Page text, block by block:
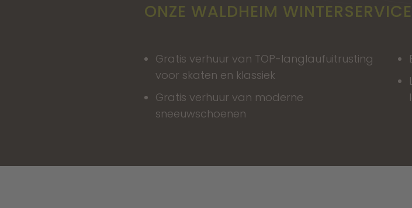
ONZE WALDHEIM
Gratis verhuur van TOP-langlaufuitrusting
voor skaten en klassiek
Gratis verhuur van moderne
sneeuwschoenen